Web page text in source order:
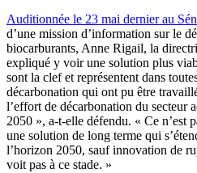
Auditionnée le 23 mai dernier au
d’une mission d’information sur le
biocarburants, Anne Rigail, la
expliqué y voir une solution plus
sont la clef et représentent dans
décarbonation qui ont pu être
l’effort de décarbonation du secteur
2050 », a-t-elle défendu. « Ce n’est
une solution de long terme qui
l’horizon 2050, sauf innovation de
voit pas à ce stade. »